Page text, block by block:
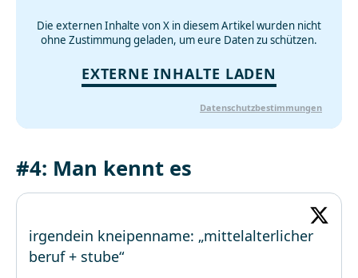
Die externen Inhalte von X in diesem Artikel wurden nicht
ohne Zustimmung geladen, um eure Daten zu schützen.
EXTERNE INHALTE LADEN
Datenschutzbestimmungen
#4: Man kennt es
irgendein kneipenname: „mittelalterlicher
beruf + stube“